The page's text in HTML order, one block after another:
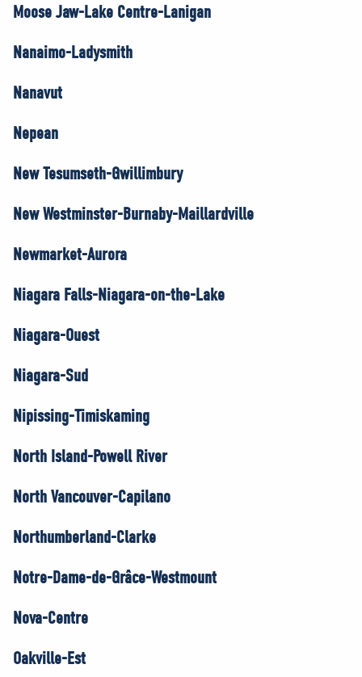
Moose Jaw-Lake Centre-Lanigan
Nanaimo-Ladysmith
Nanavut
Nepean
New Tesumseth-Gwillimbury
New Westminster-Burnaby-Maillardville
Newmarket-Aurora
Niagara Falls-Niagara-on-the-Lake
Niagara-Ouest
Niagara-Sud
Nipissing-Timiskaming
North Island-Powell River
North Vancouver-Capilano
Northumberland-Clarke
Notre-Dame-de-Grâce-Westmount
Nova-Centre
Oakville-Est